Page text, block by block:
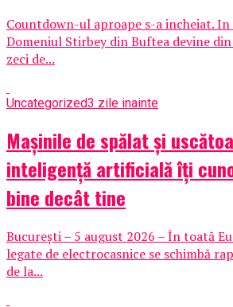
Countdown-ul aproape s-a incheiat. In
Domeniul Stirbey din Buftea devine
zeci de...
Uncategorized3 zile inainte
Mașinile de spălat și
inteligență artificială îți
bine decât tine
București – 5 august 2026 – În toată
legate de electrocasnice se schimbă
de la...